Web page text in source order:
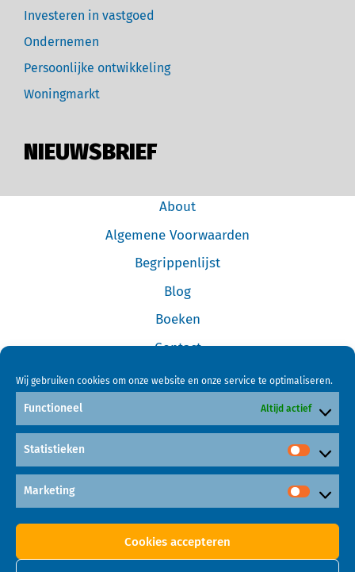
Wij gebruiken cookies om onze website en onze service te optimaliseren.
Functioneel Altijd actief
Statistieken
Marketing
Cookies accepteren
Investeren in vastgoed
Ondernemen
Persoonlijke ontwikkeling
Woningmarkt
NIEUWSBRIEF
About
Algemene Voorwaarden
Begrippenlijst
Blog
Boeken
Contact
Cookiebeleid (EU)
Forum
Online Cursus Investeren in Garageboxen